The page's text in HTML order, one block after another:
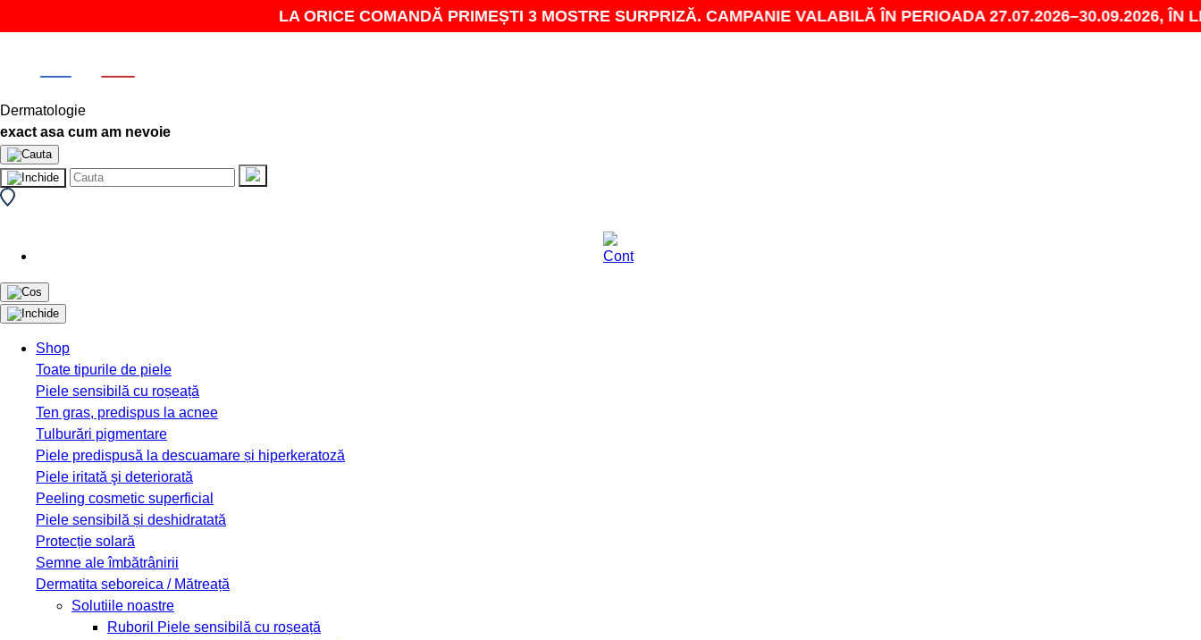
LA ORICE COMANDĂ PRIMEȘTI 3 MOSTRE SURPRIZĂ. CAMPANIE VALABILĂ ÎN PERIOADA 27.07.2026–30.09.2026, ÎN
Dermatologie
exact asa cum am nevoie
Shop
Toate tipurile de piele
Piele sensibilă cu roșeață
Ten gras, predispus la acnee
Tulburări pigmentare
Piele predispusă la descuamare și hiperkeratoză
Piele iritată şi deteriorată
Peeling cosmetic superficial
Piele sensibilă și deshidratată
Protecție solară
Semne ale îmbătrânirii
Dermatita seboreica / Mătreață
Solutiile noastre
Ruboril
Piele sensibilă cu roșeață